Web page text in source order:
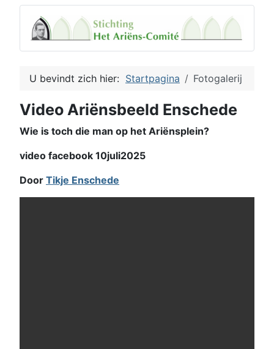
U bevindt zich hier: Startpagina Fotogalerij
Video Ariënsbeeld Enschede
Wie is toch die man op het Ariënsplein?
video facebook 10juli2025
Door Tikje Enschede